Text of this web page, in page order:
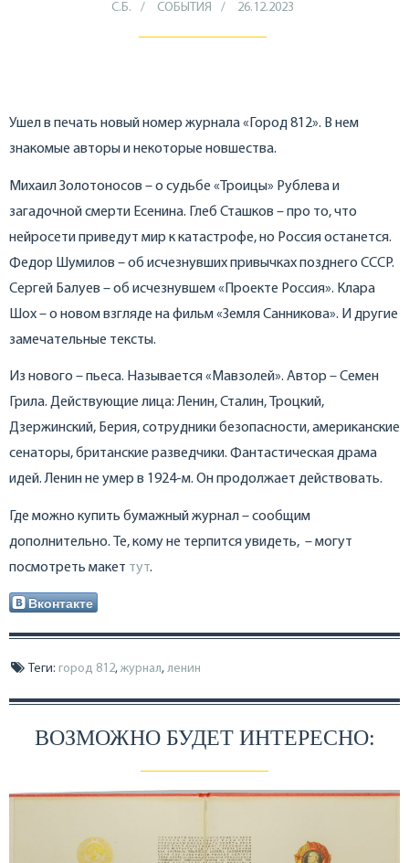
С.Б. СОБЫТИЯ 26.12.2023
Ушел в печать новый номер журнала «Город 812». В нем
знакомые авторы и некоторые новшества.
Михаил Золотоносов – о судьбе «Троицы» Рублева и
загадочной смерти Есенина. Глеб Сташков – про то, что
нейросети приведут мир к катастрофе, но Россия останется.
Федор Шумилов – об исчезнувших привычках позднего СССР.
Сергей Балуев – об исчезнувшем «Проекте Россия». Клара
Шох – о новом взгляде на фильм «Земля Санникова». И другие
замечательные тексты.
Из нового – пьеса. Называется «Мавзолей». Автор – Семен
Грила. Действующие лица: Ленин, Сталин, Троцкий,
Дзержинский, Берия, сотрудники безопасности, американские
сенаторы, британские разведчики. Фантастическая драма
идей. Ленин не умер в 1924-м. Он продолжает действовать.
Где можно купить бумажный журнал – сообщим
дополнительно. Те, кому не терпится увидеть, – могут
посмотреть макет тут.
Вконтакте
Теги: город 812, журнал, ленин
ВОЗМОЖНО БУДЕТ ИНТЕРЕСНО: